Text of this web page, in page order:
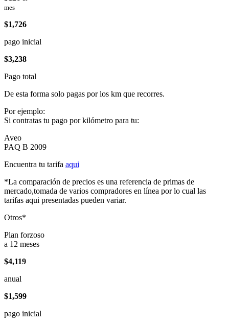
mes
$1,726
pago inicial
$3,238
Pago total
De esta forma solo pagas por los km que recorres.
Por ejemplo:
Si contratas tu pago por kilómetro para tu:
Aveo
PAQ B 2009
Encuentra tu tarifa aqui
*La comparación de precios es una referencia de primas de
mercado,tomada de varios compradores en línea por lo cual las
tarifas aqui presentadas pueden variar.
Otros*
Plan forzoso
a 12 meses
$4,119
anual
$1,599
pago inicial